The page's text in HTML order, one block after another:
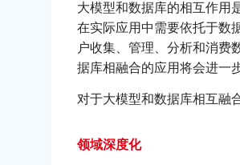
大模型和数据库的相互作用
在实际应用中需要依托于数
户收集、管理、分析和消费
据库相融合的应用将会进一
对于大模型和数据库相互融
领域深度化